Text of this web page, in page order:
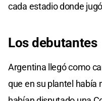
cada estadio donde
Los debutantes
Argentina llegó como
que en su plantel había